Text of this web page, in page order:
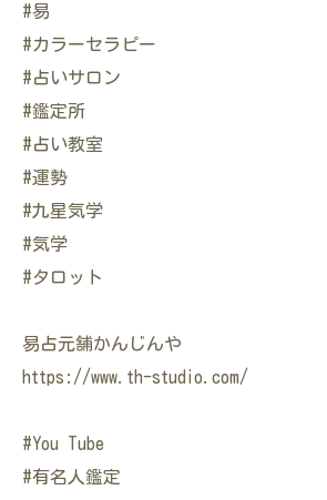
#易
#カラーセラピー
#占いサロン
#鑑定所
#占い教室
#運勢
#九星気学
#気学
#タロット
易占元舗かんじんや
https://www.th-studio.com/
#You Tube
#有名人鑑定